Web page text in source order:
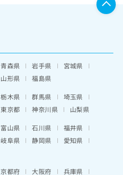
青森県 岩手県
宮城県
山形県
福島県
栃木県 群馬県
埼玉県
東京都 神奈川県
山梨県
富山県 石川県
福井県
岐阜県 静岡県
愛知県
京都府 大阪府
兵庫県